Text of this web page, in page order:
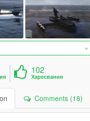
102
Харесвания
Comments (18)